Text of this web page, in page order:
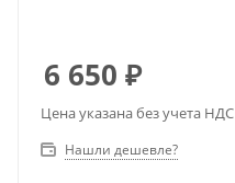
6 650 ₽
Цена указана без учета НДС
Нашли дешевле?